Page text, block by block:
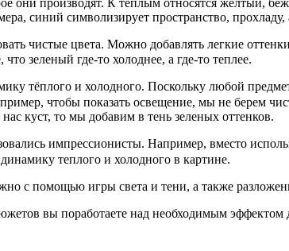
синий символизирует пространство,
чистые цвета. Можно добавлять легкие
зеленый где-то холоднее, а где-то теплее.
тёплого и холодного. Поскольку любой
чтобы показать освещение, мы не берем
куст, то мы добавим в тень зеленых оттенков.
импрессионисты. Например, вместо
теплого и холодного в картине.
с помощью игры света и тени, а также
вы поработаете над необходимым эффектом